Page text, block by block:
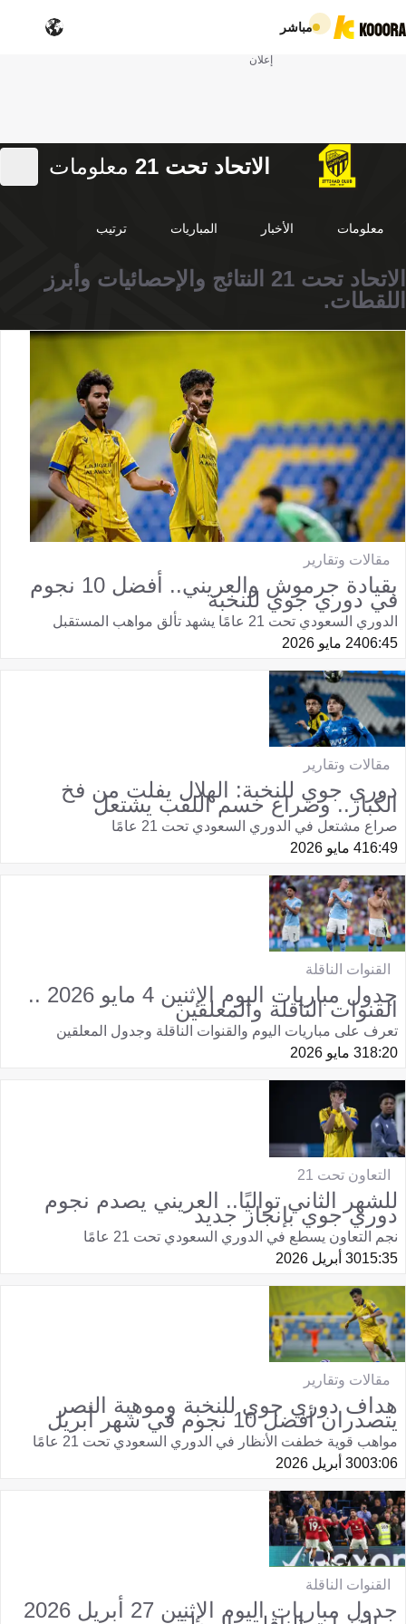
مباشر
إعلان
الاتحاد تحت 21 معلومات
معلومات الأخبار المباريات ترتيب
الاتحاد تحت 21 النتائج والإحصائيات وأبرز
اللقطات.
مقالات وتقارير
بقيادة جرموش والعريني.. أفضل 10 نجوم
في دوري جوي للنخبة
الدوري السعودي تحت 21 عامًا يشهد تألق مواهب المستقبل
06:4524 مايو 2026
مقالات وتقارير
دوري جوي للنخبة: الهلال يفلت من فخ
الكبار.. وصراع حسم اللقب يشتعل
صراع مشتعل في الدوري السعودي تحت 21 عامًا
16:494 مايو 2026
القنوات الناقلة
جدول مباريات اليوم الإثنين 4 مايو 2026 ..
القنوات الناقلة والمعلقين
تعرف على مباريات اليوم والقنوات الناقلة وجدول المعلقين
18:203 مايو 2026
التعاون تحت 21
للشهر الثاني تواليًا.. العريني يصدم نجوم
دوري جوي بإنجاز جديد
نجم التعاون يسطع في الدوري السعودي تحت 21 عامًا
15:3530 أبريل 2026
مقالات وتقارير
هداف دوري جوي للنخبة وموهبة النصر
يتصدران أفضل 10 نجوم في شهر أبريل
مواهب قوية خطفت الأنظار في الدوري السعودي تحت 21 عامًا
03:0630 أبريل 2026
القنوات الناقلة
جدول مباريات اليوم الإثنين 27 أبريل 2026